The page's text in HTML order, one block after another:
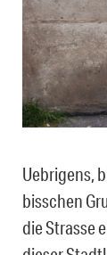
Uebrigens,
bisschen
die Strasse